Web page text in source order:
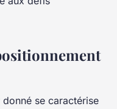
se caractérise